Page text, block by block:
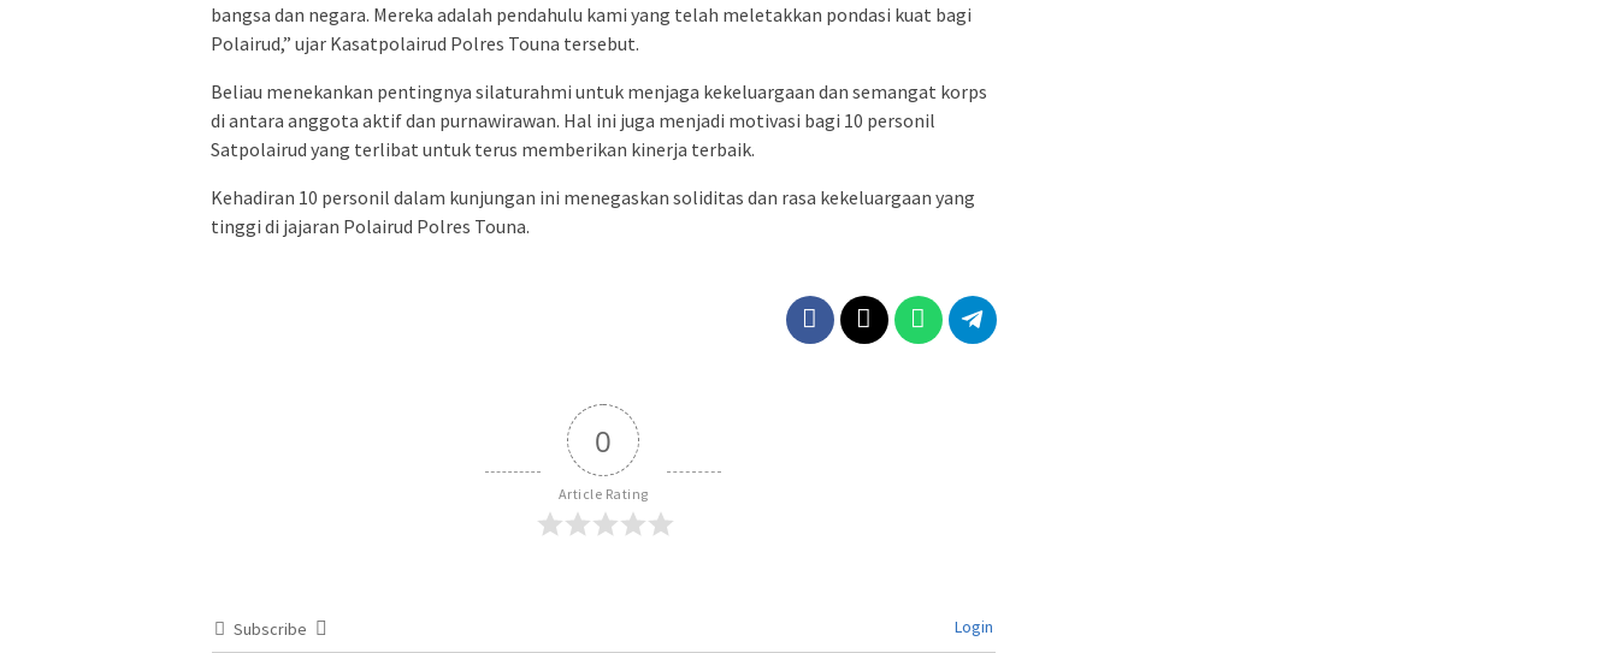
bangsa dan negara. Mereka adalah pendahulu kami yang telah meletakkan pondasi kuat bagi
Polairud,” ujar Kasatpolairud Polres Touna tersebut.
Beliau menekankan pentingnya silaturahmi untuk menjaga kekeluargaan dan semangat korps
di antara anggota aktif dan purnawirawan. Hal ini juga menjadi motivasi bagi 10 personil
Satpolairud yang terlibat untuk terus memberikan kinerja terbaik.
Kehadiran 10 personil dalam kunjungan ini menegaskan soliditas dan rasa kekeluargaan yang
tinggi di jajaran Polairud Polres Touna.
0
Article Rating
Subscribe Login